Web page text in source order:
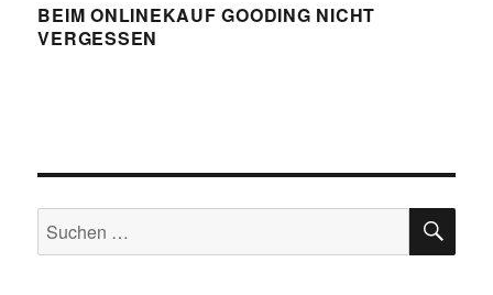
BEIM ONLINEKAUF GOODING NICHT
VERGESSEN
Suchen
nach: